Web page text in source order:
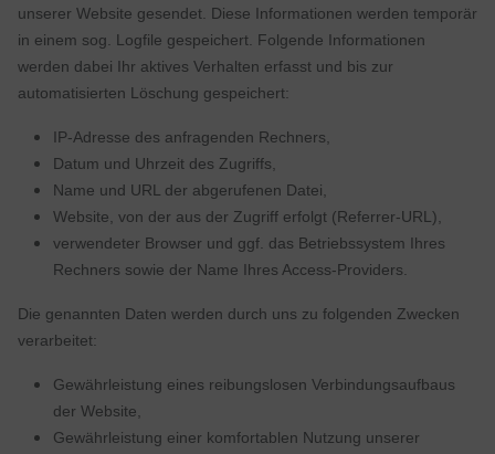
unserer Website gesendet. Diese Informationen werden temporär
in einem sog. Logfile gespeichert. Folgende Informationen
werden dabei Ihr aktives Verhalten erfasst und bis zur
automatisierten Löschung gespeichert:
IP-Adresse des anfragenden Rechners,
Datum und Uhrzeit des Zugriffs,
Name und URL der abgerufenen Datei,
Website, von der aus der Zugriff erfolgt (Referrer-URL),
verwendeter Browser und ggf. das Betriebssystem Ihres
Rechners sowie der Name Ihres Access-Providers.
Die genannten Daten werden durch uns zu folgenden Zwecken
verarbeitet:
Gewährleistung eines reibungslosen Verbindungsaufbaus
der Website,
Gewährleistung einer komfortablen Nutzung unserer